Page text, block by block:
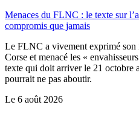
Menaces du FLNC : le texte sur
compromis que jamais
Le FLNC a vivement exprimé son
Corse et menacé les «
texte qui doit arriver le 21 octobre
pourrait ne pas aboutir.
Le 6 août 2026